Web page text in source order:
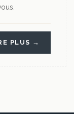
PLUS →